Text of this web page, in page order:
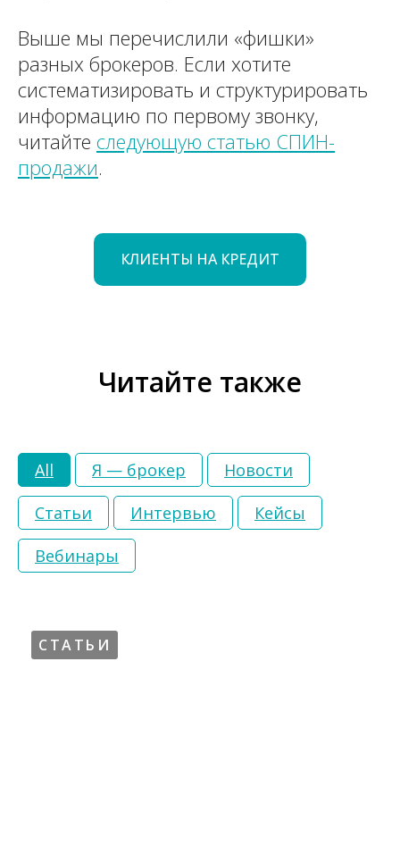
Выше мы перечислили «фишки»
разных брокеров. Если хотите
систематизировать и структурировать
информацию по первому звонку,
читайте следующую статью СПИН-
продажи.
КЛИЕНТЫ НА КРЕДИТ
Читайте также
All Я — брокер
Новости
Статьи
Интервью
Кейсы
Вебинары
СТАТЬИ